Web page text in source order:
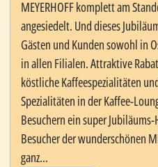
MEYERHOFF komplett am
angesiedelt. Und dieses
Gästen und Kunden sowohl in
in allen Filialen. Attraktive
köstliche Kaffeespezialitäten
Spezialitäten in der Kaffee-
Besuchern ein super
Besucher der wunderschönen
ganz...